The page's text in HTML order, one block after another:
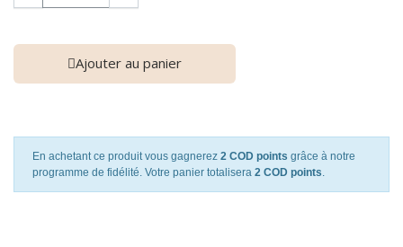
Ajouter au panier
En achetant ce produit vous gagnerez 2 COD points grâce à notre
programme de fidélité. Votre panier totalisera 2 COD points.